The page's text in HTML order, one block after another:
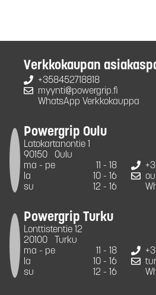
Verkkokaupan
+358452718818
myynti@powergrip.fi
WhatsApp Verkkokauppa
Powergrip Oulu
Latokartanontie 1
90150
Oulu
ma - pe
11 - 18
la
10 - 16
su
12 - 16
Powergrip Turku
Lonttistentie 12
20100
Turku
ma - pe
11 - 18
la
10 - 16
su
12 - 16